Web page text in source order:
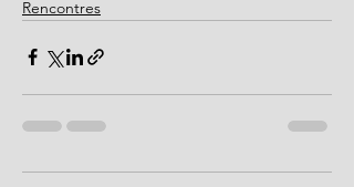
Rencontres